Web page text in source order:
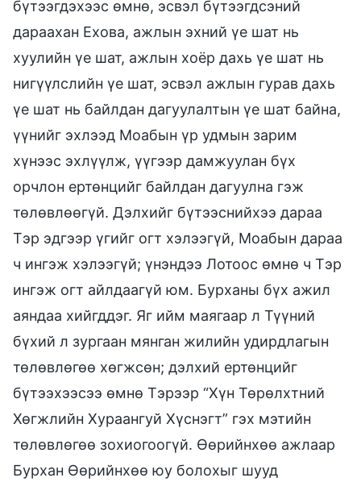
бүтээгдэхээс өмнө, эсвэл бүтээгдсэний
дараахан Ехова, ажлын эхний үе шат нь
хуулийн үе шат, ажлын хоёр дахь үе шат нь
нигүүлслийн үе шат, эсвэл ажлын гурав дахь
үе шат нь байлдан дагуулалтын үе шат байна,
үүнийг эхлээд Моабын үр удмын зарим
хүнээс эхлүүлж, үүгээр дамжуулан бүх
орчлон ертөнцийг байлдан дагуулна гэж
төлөвлөөгүй. Дэлхийг бүтээснийхээ дараа
Тэр эдгээр үгийг огт хэлээгүй, Моабын дараа
ч ингэж хэлээгүй; үнэндээ Лотоос өмнө ч Тэр
ингэж огт айлдаагүй юм. Бурханы бүх ажил
аяндаа хийгддэг. Яг ийм маягаар л Түүний
бүхий л зургаан мянган жилийн удирдлагын
төлөвлөгөө хөгжсөн; дэлхий ертөнцийг
бүтээхээсээ өмнө Тэрээр “Хүн Төрөлхтний
Хөгжлийн Хураангуй Хүснэгт” гэх мэтийн
төлөвлөгөө зохиогоогүй. Өөрийнхөө ажлаар
Бурхан Өөрийнхөө юу болохыг шууд